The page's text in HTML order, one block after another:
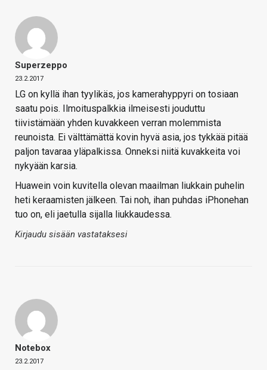
Superzeppo
23.2.2017
LG on kyllä ihan tyylikäs, jos kamerahyppyri on tosiaan
saatu pois. Ilmoituspalkkia ilmeisesti jouduttu
tiivistämään yhden kuvakkeen verran molemmista
reunoista. Ei välttämättä kovin hyvä asia, jos tykkää pitää
paljon tavaraa yläpalkissa. Onneksi niitä kuvakkeita voi
nykyään karsia.
Huawein voin kuvitella olevan maailman liukkain puhelin
heti keraamisten jälkeen. Tai noh, ihan puhdas iPhonehan
tuo on, eli jaetulla sijalla liukkaudessa.
Kirjaudu sisään vastataksesi
Notebox
23.2.2017